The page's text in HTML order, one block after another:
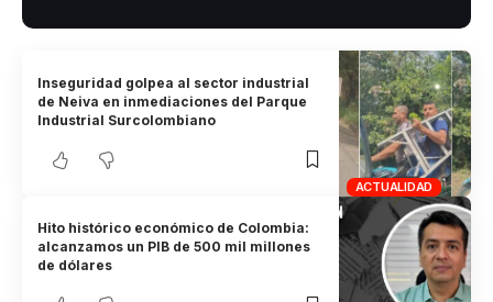
ACTUALIDAD
Inseguridad golpea al sector industrial
de Neiva en inmediaciones del Parque
Industrial Surcolombiano
Hito histórico económico de Colombia:
alcanzamos un PIB de 500 mil millones
de dólares